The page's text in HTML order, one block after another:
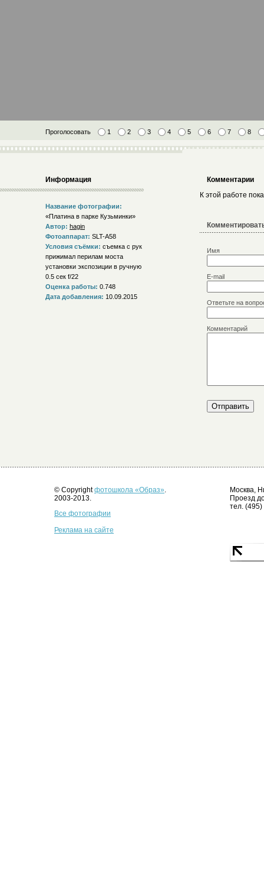
Проголосовать 1 2 3 4 5 6 7 8
Информация
Название фотографии:
«Платина в парке Кузьминки»
Автор: hagin
Фотоаппарат: SLT-A58
Условия съёмки: съемка с рук
прижимал перилам моста
установки экспозиции в ручную
0.5 сек f/22
Оценка работы: 0.748
Дата добавления: 10.09.2015
Комментарии
К этой работе
Имя
E-mail
Ответьте на
Комментарий
© Copyrightфотошкола «Образ».
2003-2013.
Все фотографии
Реклама на сайте
Москва,
Проезд
тел.